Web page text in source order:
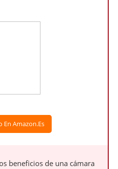
En Amazon.es
beneficios de una cámara